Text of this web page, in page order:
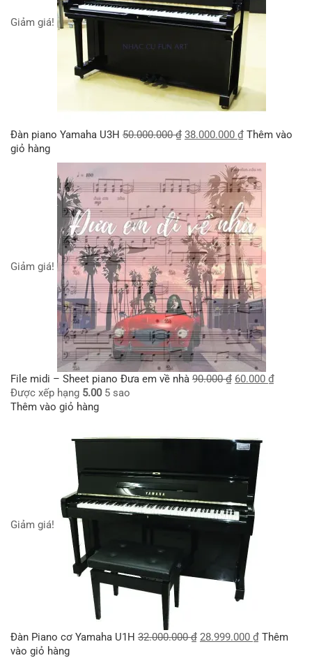
Giảm giá!
Đàn piano Yamaha U3H 50.000.000₫ 38.000.000 ₫ Thêm vào
giỏ hàng
Giảm giá!
File midi – Sheet piano Đưa em về nhà 90.000₫ 60.000 ₫
Được xếp hạng 5.005 sao
Thêm vào giỏ hàng
Giảm giá!
Đàn Piano cơ Yamaha U1H 32.000.000₫ 28.999.000 ₫ Thêm
vào giỏ hàng